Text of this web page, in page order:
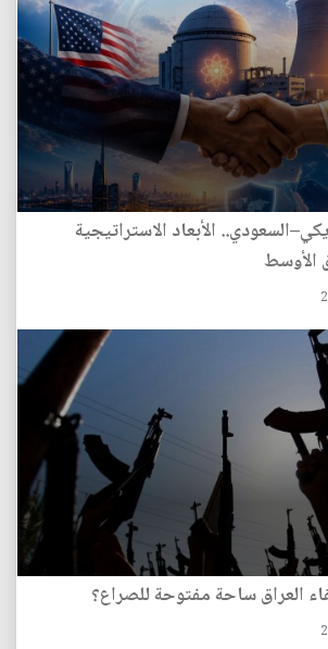
الأبعاد الاستراتيجية
الأوسط
العراق ساحة مفتوحة للصراع؟